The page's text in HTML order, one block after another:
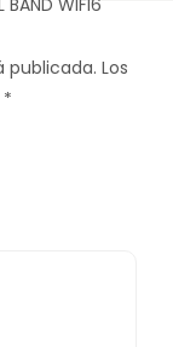
WIFI6
publicada. Los
*